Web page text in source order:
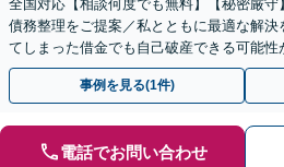
全国対応【相談何度でも無料】【秘密厳
債務整理をご提案／私とともに最適な解決
てしまった借金でも自己破産できる可能
ロナ不況・物価高騰に苦しむ企業さまを救
事例を見る(1件)
電話でお問い合わせ